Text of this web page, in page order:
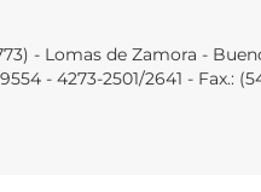
- Lomas de Zamora -
- 4273-2501/2641 - Fax.: